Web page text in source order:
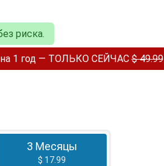
риска.
1 год — ТОЛЬКО СЕЙЧАС$ 49.99
3 Месяцы
$ 17.99